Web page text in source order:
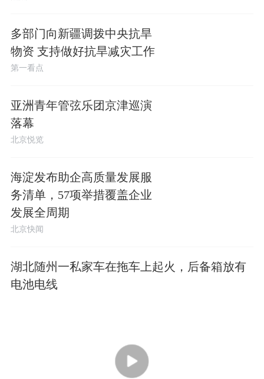
多部门向新疆调拨中央抗旱
物资 支持做好抗旱减灾工作
第一看点
亚洲青年管弦乐团京津巡演
落幕
北京悦览
海淀发布助企高质量发展服
务清单，57项举措覆盖企业
发展全周期
北京快闻
湖北随州一私家车在拖车上起火，后备箱放有
电池电线